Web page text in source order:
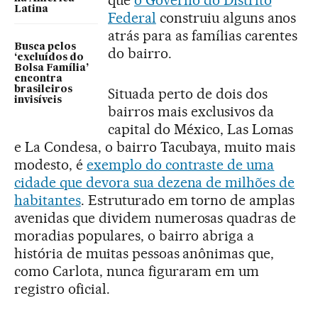
Latina
Busca pelos
‘excluídos do
Bolsa Família’
encontra
brasileiros
invisíveis
Federal construiu alguns anos
atrás para as famílias carentes
do bairro.
Situada perto de dois dos
bairros mais exclusivos da
capital do México, Las Lomas
e La Condesa, o bairro Tacubaya, muito mais
modesto, é exemplo do contraste de uma
cidade que devora sua dezena de milhões de
habitantes. Estruturado em torno de amplas
avenidas que dividem numerosas quadras de
moradias populares, o bairro abriga a
história de muitas pessoas anônimas que,
como Carlota, nunca figuraram em um
registro oficial.